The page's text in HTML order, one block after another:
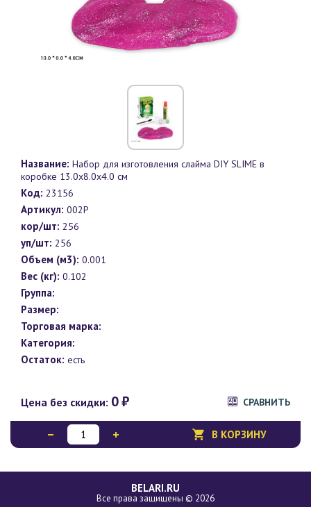
Название: Набор для изготовления слайма DIY SLIME в
коробке 13.0х8.0х4.0 см
Код: 23156
Артикул: 002P
кор/шт: 256
уп/шт: 256
Объем (м3): 0.001
Вес (кг): 0.102
Группа:
Размер:
Торговая марка:
Категория:
Остаток: есть
Цена без скидки: 0₽ СРАВНИТЬ
В КОРЗИНУ
BELARI.RU
Все права защищены © 2026